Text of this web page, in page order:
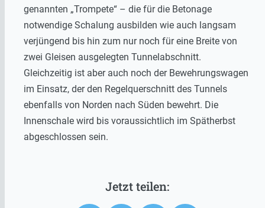
genannten „Trompete“ – die für die Betonage
notwendige Schalung ausbilden wie auch langsam
verjüngend bis hin zum nur noch für eine Breite von
zwei Gleisen ausgelegten Tunnelabschnitt.
Gleichzeitig ist aber auch noch der Bewehrungswagen
im Einsatz, der den Regelquerschnitt des Tunnels
ebenfalls von Norden nach Süden bewehrt. Die
Innenschale wird bis voraussichtlich im Spätherbst
abgeschlossen sein.